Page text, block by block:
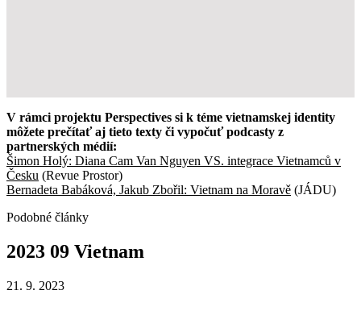
V rámci projektu Perspectives si k téme vietnamskej identity
môžete prečítať aj tieto texty či vypočuť podcasty z
partnerských médií:
Šimon Holý: Diana Cam Van Nguyen VS. integrace Vietnamců v
Česku (Revue Prostor)
Bernadeta Babáková, Jakub Zbořil: Vietnam na Moravě (JÁDU)
Podobné články
2023 09 Vietnam
21. 9. 2023